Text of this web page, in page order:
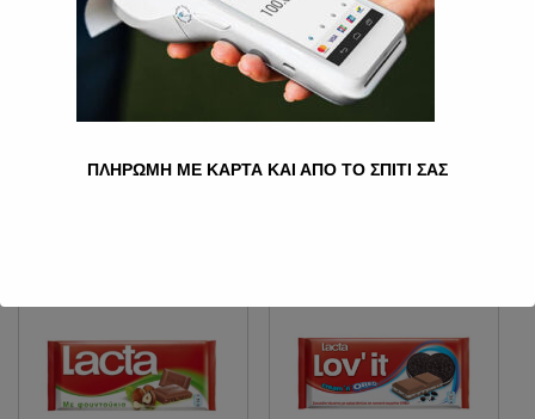
Προσθήκη στο καλάθι
ΠΛΗΡΩΜΗ ΜΕ ΚΑΡΤΑ ΚΑΙ ΑΠΟ ΤΟ ΣΠΙΤΙ ΣΑΣ